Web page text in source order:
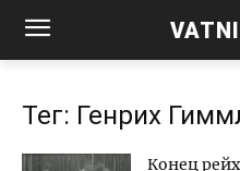
Тег: Генрих
Конец